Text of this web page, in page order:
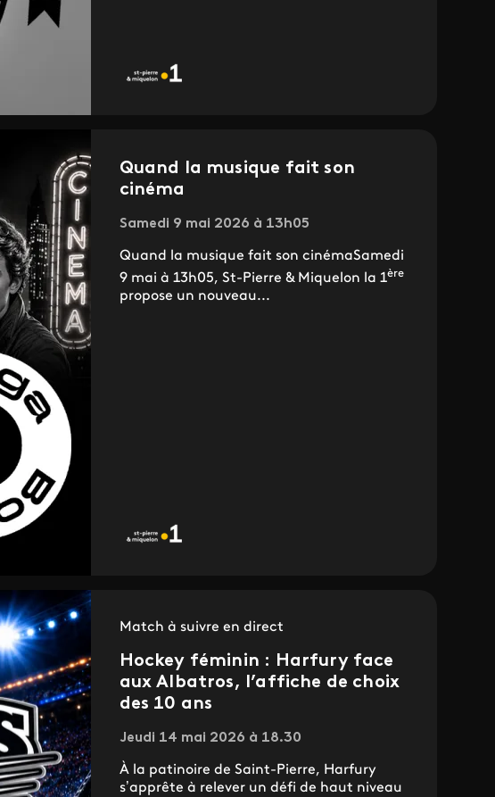
Quand la musique fait son
cinéma
Samedi 9 mai 2026 à 13h05
Quand la musique fait son cinémaSamedi
9 mai à 13h05, St-Pierre & Miquelon la 1ère
propose un nouveau...
Match à suivre en direct
Hockey féminin : Harfury face
aux Albatros, l’affiche de choix
des 10 ans
Jeudi 14 mai 2026 à 18.30
À la patinoire de Saint-Pierre, Harfury
s’apprête à relever un défi de haut niveau